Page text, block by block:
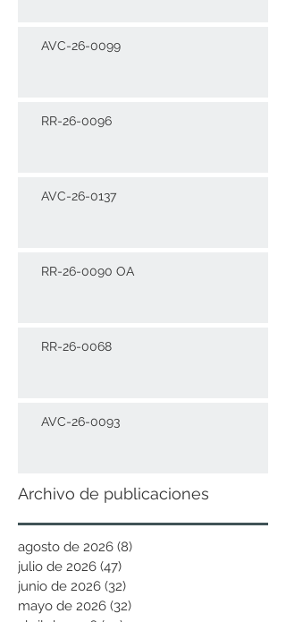
AVC-26-0099
RR-26-0096
AVC-26-0137
RR-26-0090 OA
RR-26-0068
AVC-26-0093
Archivo de publicaciones
agosto de 2026 (8)
julio de 2026 (47)
junio de 2026 (32)
mayo de 2026 (32)